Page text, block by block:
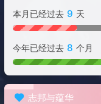
本月已经过去 9 天
今年已经过去 8 个月
志邦与蕴华